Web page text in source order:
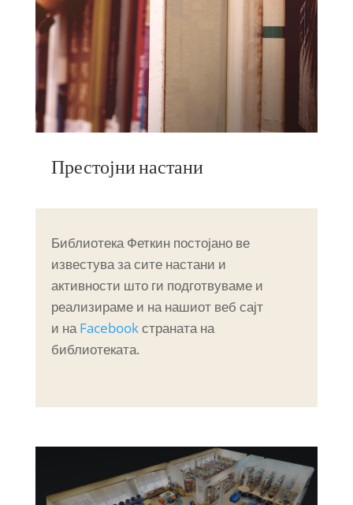
Престојни настани
Библиотека Феткин постојано ве
известува за сите настани и
активности што ги подготвуваме и
реализираме и на нашиот веб сајт
и наFacebookстраната на
библиотеката.